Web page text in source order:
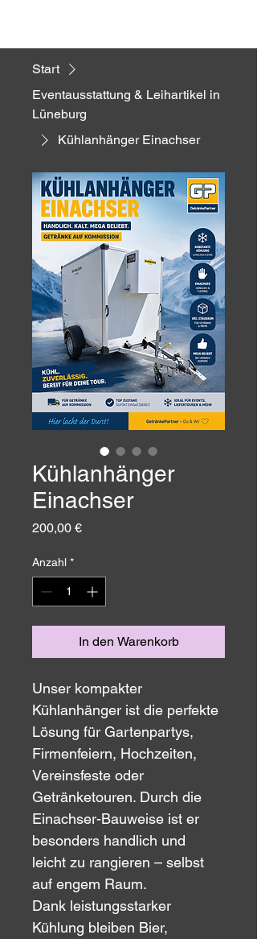
Start
Eventausstattung & Leihartikel in
Lüneburg
Kühlanhänger Einachser
Kühlanhänger
Einachser
200,00 €Preis
Anzahl *
In den Warenkorb
Unser kompakter
Kühlanhänger ist die perfekte
Lösung für Gartenpartys,
Firmenfeiern, Hochzeiten,
Vereinsfeste oder
Getränketouren. Durch die
Einachser-Bauweise ist er
besonders handlich und
leicht zu rangieren – selbst
auf engem Raum.
Dank leistungsstarker
Kühlung bleiben Bier,